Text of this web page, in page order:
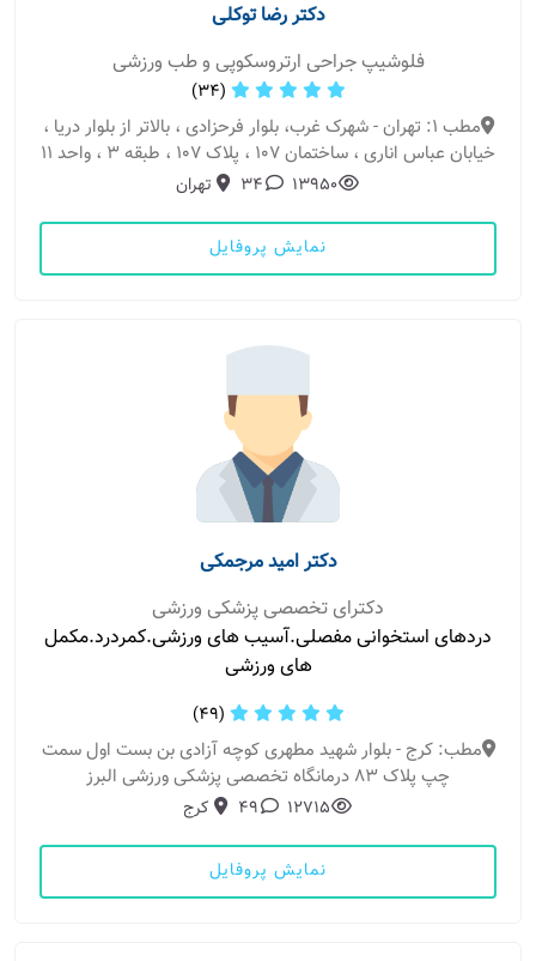
دکتر رضا توکلی
فلوشیپ جراحی ارتروسکوپی و طب ورزشی
(34)
مطب 1: تهران - شهرک غرب، بلوار فرحزادی ، بالاتر از بلوار دریا ،
خیابان عباس اناری ، ساختمان 107 ، پلاک 107 ، طبقه 3 ، واحد 11
13950
34 تهران
نمایش پروفایل
دکتر امید مرجمکی
دکترای تخصصی پزشکی ورزشی
دردهای استخوانی مفصلی.آسیب های ورزشی.کمردرد.مکمل
های ورزشی
(49)
مطب: کرج - بلوار شهید مطهری کوچه آزادی بن بست اول سمت
چپ پلاک 83 درمانگاه تخصصی پزشکی ورزشی البرز
12715
49 کرج
نمایش پروفایل